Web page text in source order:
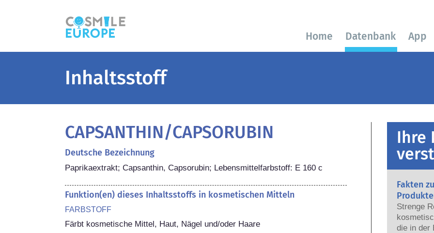
Home Datenbank App
Inhaltsstoff
CAPSANTHIN/CAPSORUBIN
Deutsche Bezeichnung
Paprikaextrakt; Capsanthin, Capsorubin; Lebensmittelfarbstoff: E 160 c
Funktion(en) dieses Inhaltsstoffs in kosmetischen Mitteln
FARBSTOFF
Färbt kosmetische Mittel, Haut, Nägel und/oder Haare
Ihre
Fakten
Strenge
die in der